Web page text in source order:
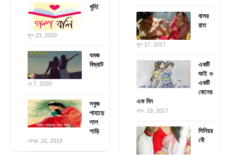
খুনি!
জুন 23, 2020
যমজ
বিভ্রাট
মে 7, 2020
সবুজ
পাহাড়ে
লাল
শাড়ি
ফেব্রু. 20, 2019
বাসর
রাত
জুন 17, 2017
একটি
ভাই ও
একটি
বোনের
এক দিন
নভে. 19, 2017
সিনিয়র
বৌ